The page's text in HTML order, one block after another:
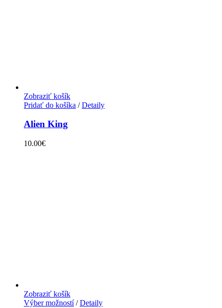
Zobraziť košík
Pridať do košíka / Detaily
Alien King
10.00€
Zobraziť košík
Výber možností/ Detaily